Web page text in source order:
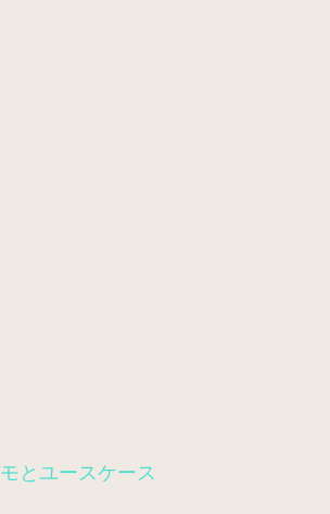
とユースケース